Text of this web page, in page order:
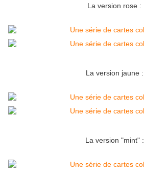
La version rose :
La version jaune :
La version "mint" :